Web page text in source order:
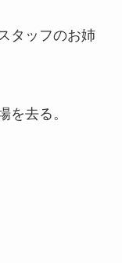
タッフのお姉
を去る。